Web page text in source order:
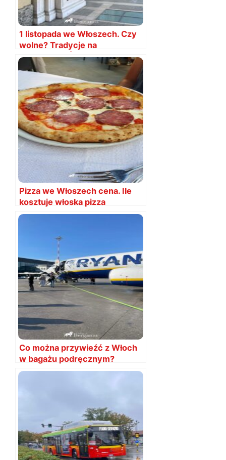
1 listopada we Włoszech. Czy
wolne? Tradycje na
Wszystkich Świętych
Pizza we Włoszech cena. Ile
kosztuje włoska pizza
Co można przywieźć z Włoch
w bagażu podręcznym?